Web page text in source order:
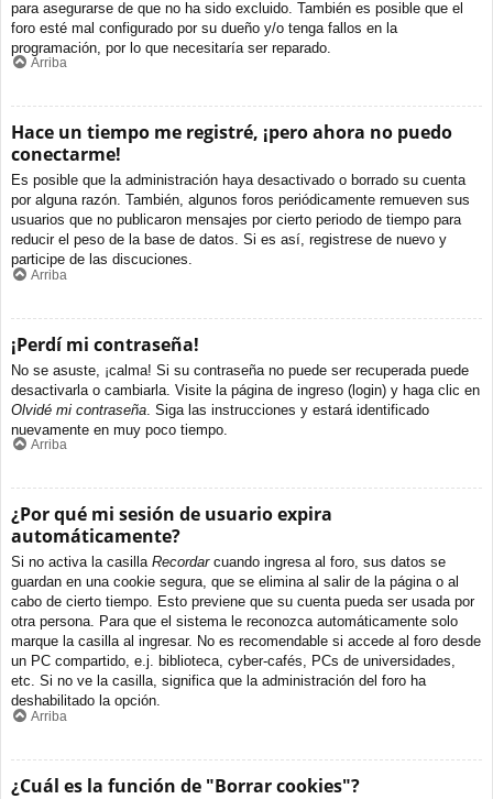
para asegurarse de que no ha sido excluido. También es posible que el
foro esté mal configurado por su dueño y/o tenga fallos en la
programación, por lo que necesitaría ser reparado.
Arriba
Hace un tiempo me registré, ¡pero ahora no puedo
conectarme!
Es posible que la administración haya desactivado o borrado su cuenta
por alguna razón. También, algunos foros periódicamente remueven sus
usuarios que no publicaron mensajes por cierto periodo de tiempo para
reducir el peso de la base de datos. Si es así, registrese de nuevo y
participe de las discuciones.
Arriba
¡Perdí mi contraseña!
No se asuste, ¡calma! Si su contraseña no puede ser recuperada puede
desactivarla o cambiarla. Visite la página de ingreso (login) y haga clic en
Olvidé mi contraseña . Siga las instrucciones y estará identificado
nuevamente en muy poco tiempo.
Arriba
¿Por qué mi sesión de usuario expira
automáticamente?
Si no activa la casilla Recordarcuando ingresa al foro, sus datos se
guardan en una cookie segura, que se elimina al salir de la página o al
cabo de cierto tiempo. Esto previene que su cuenta pueda ser usada por
otra persona. Para que el sistema le reconozca automáticamente solo
marque la casilla al ingresar. No es recomendable si accede al foro desde
un PC compartido, e.j. biblioteca, cyber-cafés, PCs de universidades,
etc. Si no ve la casilla, significa que la administración del foro ha
deshabilitado la opción.
Arriba
¿Cuál es la función de "Borrar cookies"?